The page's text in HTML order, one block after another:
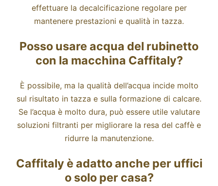
effettuare la decalcificazione regolare per
mantenere prestazioni e qualità in tazza.
Posso usare acqua del rubinetto
con la macchina Caffitaly?
È possibile, ma la qualità dell’acqua incide molto
sul risultato in tazza e sulla formazione di calcare.
Se l’acqua è molto dura, può essere utile valutare
soluzioni filtranti per migliorare la resa del caffè e
ridurre la manutenzione.
Caffitaly è adatto anche per uffici
o solo per casa?